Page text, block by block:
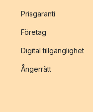
Prisgaranti
Företag
Digital tillgänglighet
Ångerrätt